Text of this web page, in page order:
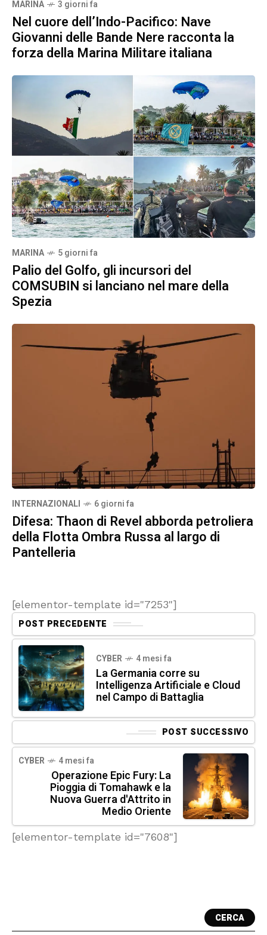
MARINA 3 giorni fa
Nel cuore dell’Indo-Pacifico: Nave
Giovanni delle Bande Nere racconta la
forza della Marina Militare italiana
MARINA 5 giorni fa
Palio del Golfo, gli incursori del
COMSUBIN si lanciano nel mare della
Spezia
INTERNAZIONALI 6 giorni fa
Difesa: Thaon di Revel abborda petroliera
della Flotta Ombra Russa al largo di
Pantelleria
[elementor-template id="7253"]
POST PRECEDENTE
CYBER 4 mesi fa
La Germania corre su
Intelligenza Artificiale e Cloud
nel Campo di Battaglia
POST SUCCESSIVO
CYBER 4 mesi fa
Operazione Epic Fury: La
Pioggia di Tomahawk e la
Nuova Guerra d'Attrito in
Medio Oriente
[elementor-template id="7608"]
CERCA